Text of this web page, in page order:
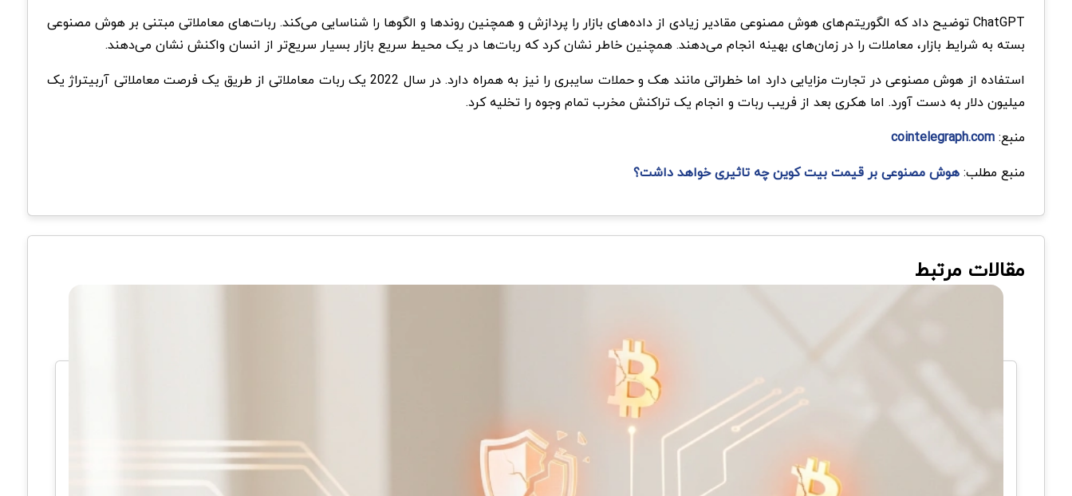
ChatGPT توضیح داد که الگوریتم‌های هوش مصنوعی مقادیر زیادی از داده‌های بازار را پردازش و همچنین روندها و الگوها را شناسایی می‌کند. ربات‌های معاملاتی مبتنی بر هوش مصنوعی
بسته به شرایط بازار، معاملات را در زمان‌های بهینه انجام می‌دهند. همچنین خاطر نشان کرد که ربات‌ها در یک محیط سریع بازار بسیار سریع‌تر از انسان واکنش نشان ‌می‌دهند.
استفاده از هوش مصنوعی در تجارت مزایایی دارد اما خطراتی مانند هک و حملات سایبری را نیز به همراه دارد. در سال 2022 یک ربات معاملاتی از طریق یک فرصت معاملاتی آربیتراژ یک
میلیون دلار به دست آورد. اما هکری بعد از فریب ربات و انجام یک تراکنش مخرب تمام وجوه را تخلیه کرد.
منبع:cointelegraph.com
منبع مطلب:هوش مصنوعی بر قیمت بیت کوین چه تاثیری خواهد داشت؟
مقالات مرتبط